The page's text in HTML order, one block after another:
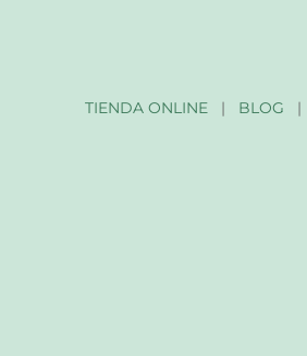
TIENDA ONLINE| BLOG |